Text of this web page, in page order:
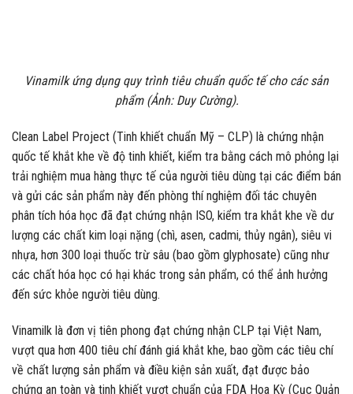
Vinamilk ứng dụng quy trình tiêu chuẩn quốc tế cho các sản
phẩm (Ảnh: Duy Cường).
Clean Label Project (Tinh khiết chuẩn Mỹ – CLP) là chứng nhận
quốc tế khắt khe về độ tinh khiết, kiểm tra bằng cách mô phỏng lại
trải nghiệm mua hàng thực tế của người tiêu dùng tại các điểm bán
và gửi các sản phẩm này đến phòng thí nghiệm đối tác chuyên
phân tích hóa học đã đạt chứng nhận ISO, kiểm tra khắt khe về dư
lượng các chất kim loại nặng (chì, asen, cadmi, thủy ngân), siêu vi
nhựa, hơn 300 loại thuốc trừ sâu (bao gồm glyphosate) cũng như
các chất hóa học có hại khác trong sản phẩm, có thể ảnh hưởng
đến sức khỏe người tiêu dùng.
Vinamilk là đơn vị tiên phong đạt chứng nhận CLP tại Việt Nam,
vượt qua hơn 400 tiêu chí đánh giá khắt khe, bao gồm các tiêu chí
về chất lượng sản phẩm và điều kiện sản xuất, đạt được bảo
chứng an toàn và tinh khiết vượt chuẩn của FDA Hoa Kỳ (Cục Quản